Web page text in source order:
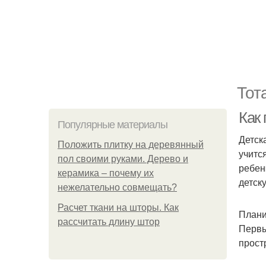
Популярные материалы
Положить плитку на деревянный
пол своими руками. Дерево и
керамика – почему их
нежелательно совмещать?
Расчет ткани на шторы. Как
рассчитать длину штор
Как